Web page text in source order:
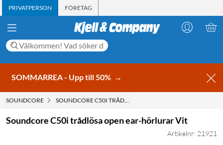
PRIVATPERSON FÖRETAG
SOMMARREA - Upp till 50% →
SOUNDCORE SOUNDCORE C50I TRÅDLÖSA OPEN EAR-HÖRLURAR VIT
Soundcore C50i trådlösa open ear-hörlurar Vit
Artikelnr: 21921